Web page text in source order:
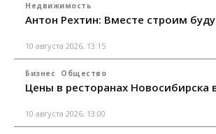
Недвижимость
Антон Рехтин: Вместе строим
10 августа 2026, 13:15
Бизнес Общество
Цены в ресторанах Новосибирска
10 августа 2026, 13:00